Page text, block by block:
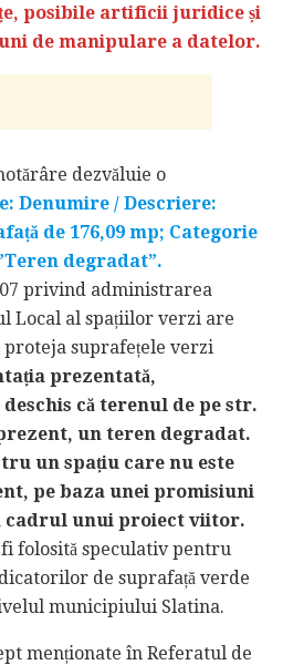
posibile artificii juridice și
de manipulare a datelor.
dezvăluie o
Denumire / Descriere:
de 176,09 mp; Categorie
degradat”.
privind administrarea
Local al spațiilor verzi are
suprafețele verzi
prezentată,
că terenul de pe str.
un teren degradat.
un spațiu care nu este
pe baza unei promisiuni
cadrul unui proiect viitor.
folosită speculativ pentru
de suprafață verde
municipiului Slatina.
menționate în Referatul de